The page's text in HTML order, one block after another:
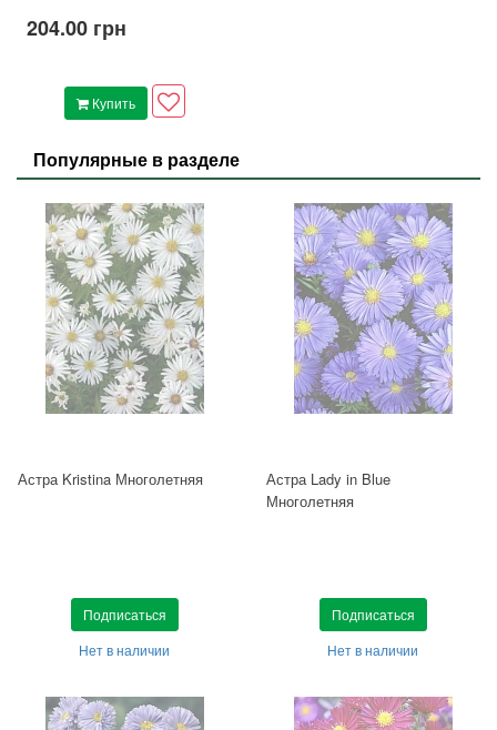
204.00 грн
Купить
Популярные в разделе
Астра Kristina Многолетняя
Подписаться
Нет в наличии
Астра Lady in Blue
Многолетняя
Подписаться
Нет в наличии